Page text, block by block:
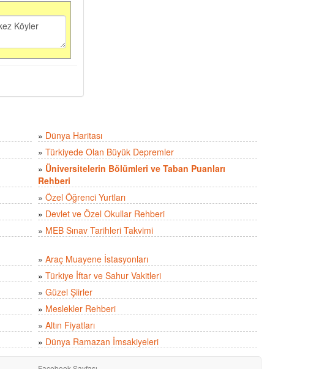
» Dünya Haritası
» Türkiyede Olan Büyük Depremler
» Üniversitelerin Bölümleri ve Taban Puanları
Rehberi
» Özel Öğrenci Yurtları
» Devlet ve Özel Okullar Rehberi
» MEB Sınav Tarihleri Takvimi
» Araç Muayene İstasyonları
» Türkiye İftar ve Sahur Vakitleri
» Güzel Şiirler
» Meslekler Rehberi
» Altın Fiyatları
» Dünya Ramazan İmsakiyeleri